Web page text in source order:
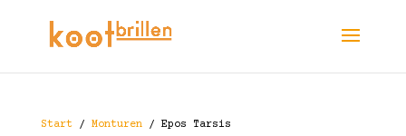
Start/ Monturen/ Epos Tarsis